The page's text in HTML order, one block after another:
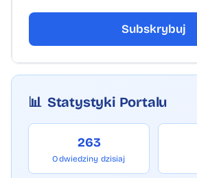
Subskrybuj
📊 Statystyki Portalu
263
Odwiedziny dzisiaj